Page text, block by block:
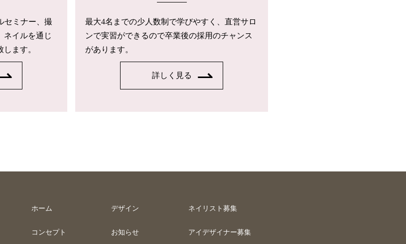
セミナー、撮
ネイルを通じ
ます。
最大4名までの少人数制で学びやすく、直営サロ
ンで実習ができるので卒業後の採用のチャンス
があります。
詳しく見る
ホーム
コンセプト
デザイン
お知らせ
ネイリスト募集
アイデザイナー募集